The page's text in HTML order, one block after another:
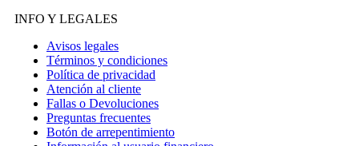
INFO Y LEGALES
Avisos legales
Términos y condiciones
Política de privacidad
Atención al cliente
Fallas o Devoluciones
Preguntas frecuentes
Botón de arrepentimiento